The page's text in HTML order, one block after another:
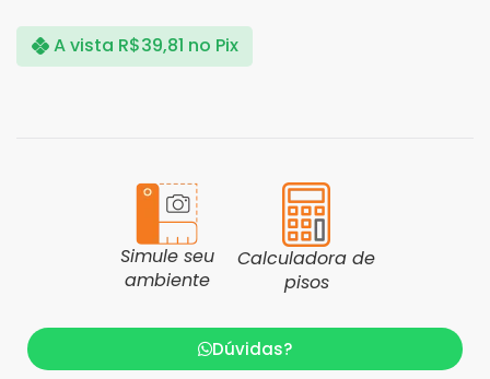
A vista R$39,81 no Pix
Simule seu
ambiente
Calculadora de
pisos
Dúvidas?